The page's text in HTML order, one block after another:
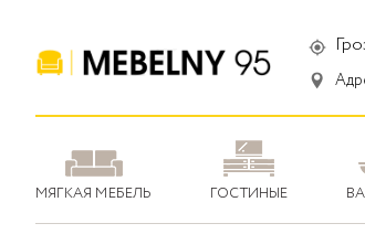
МЯГКАЯ МЕБЕЛЬ ГОСТИНЫЕ